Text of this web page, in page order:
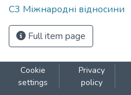
С3 Міжнародні відносини
Full item page
Cookie
settings
Privacy
policy